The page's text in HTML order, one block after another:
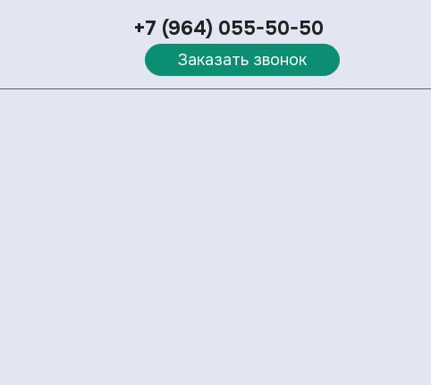
+7 (964) 055-50-50
Заказать звонок